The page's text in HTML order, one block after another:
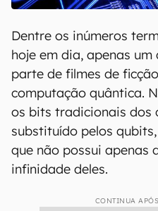
Dentre os inúmeros
hoje em dia, apenas
parte de filmes de
computação quântica.
os bits tradicionais dos
substituído pelos
que não possui apenas
infinidade deles.
CONTINUA